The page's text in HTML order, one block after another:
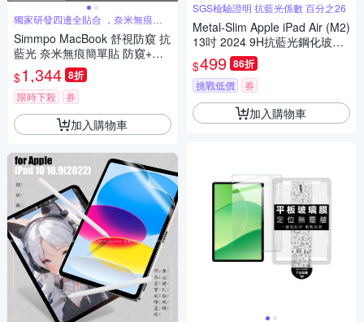
獨家研發四邊全貼合 ，奈米無痕吸
附技術
Simmpo MacBook 舒視防窺 抗
藍光 奈米無痕簡單貼 防窺+抗
藍光 適用 MacBook Pro 14.2
吋
$1,344 8折
限時下殺 券
加入購物車
SGS檢驗證明 抗藍光係數 百分之26
Metal-Slim Apple iPad Air (M2)
13吋 2024 9H抗藍光鋼化玻璃
保護貼
$499 86折
挑戰低價 券
加入購物車